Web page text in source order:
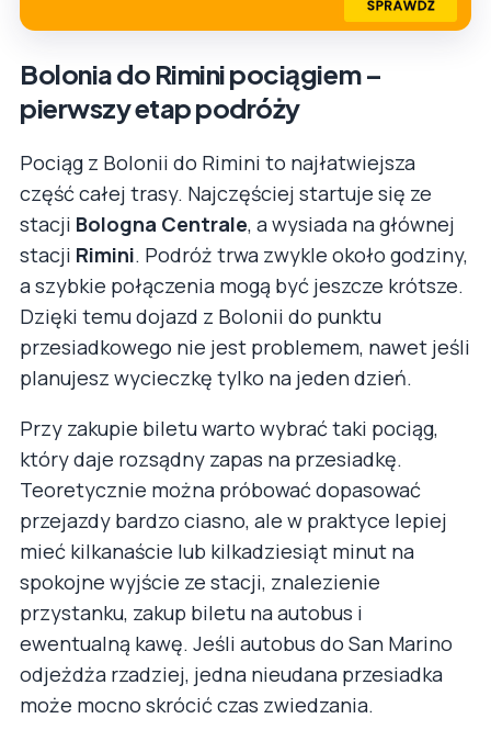
Bolonia do Rimini pociągiem –
pierwszy etap podróży
Pociąg z Bolonii do Rimini to najłatwiejsza
część całej trasy. Najczęściej startuje się ze
stacji Bologna Centrale, a wysiada na głównej
stacji Rimini. Podróż trwa zwykle około godziny,
a szybkie połączenia mogą być jeszcze krótsze.
Dzięki temu dojazd z Bolonii do punktu
przesiadkowego nie jest problemem, nawet jeśli
planujesz wycieczkę tylko na jeden dzień.
Przy zakupie biletu warto wybrać taki pociąg,
który daje rozsądny zapas na przesiadkę.
Teoretycznie można próbować dopasować
przejazdy bardzo ciasno, ale w praktyce lepiej
mieć kilkanaście lub kilkadziesiąt minut na
spokojne wyjście ze stacji, znalezienie
przystanku, zakup biletu na autobus i
ewentualną kawę. Jeśli autobus do San Marino
odjeżdża rzadziej, jedna nieudana przesiadka
może mocno skrócić czas zwiedzania.